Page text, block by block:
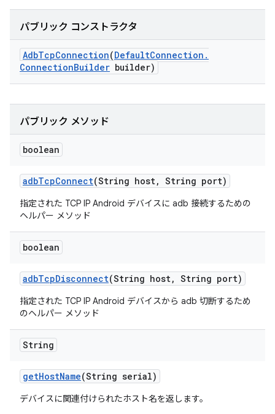
パブリック コンストラクタ
AdbTcpConnection(DefaultConnection .
ConnectionBuilder builder)
パブリック メソッド
boolean
adbTcpConnect(String host, String port)
指定された TCP IP Android デバイスに adb 接続するための
ヘルパー メソッド
boolean
adbTcpDisconnect(String host, String port)
指定された TCP IP Android デバイスから adb 切断するため
のヘルパー メソッド
String
getHostName(String serial)
デバイスに関連付けられたホスト名を返します。